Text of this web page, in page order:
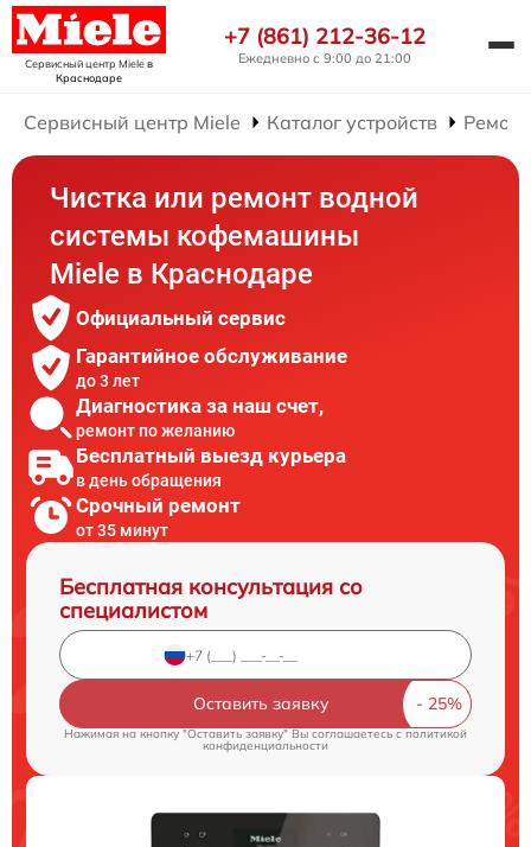
Сервисный центр Mieleв
Краснодаре
+7 (861) 212-36-12
Ежедневно с 9:00 до 21:00
Сервисный центр Miele Каталог устройств
Чистка или ремонт водной
системы кофемашины
Miele в Краснодаре
Официальный сервис
Гарантийное обслуживание
до 3 лет
Диагностика за наш счет,
ремонт по желанию
Бесплатный выезд курьера
в день обращения
Срочный ремонт
от 35 минут
Бесплатная консультация со
специалистом
Оставить заявку
Нажимая на кнопку "Оставить заявку" Вы соглашаетесь cполитикой
конфиденциальности